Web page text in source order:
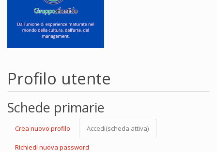
Profilo utente
Schede primarie
Crea nuovo profilo Accedi(scheda attiva)
Richiedi nuova password